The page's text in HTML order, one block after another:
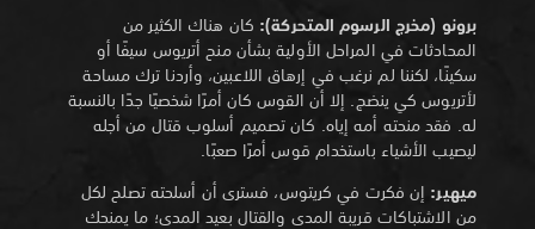
برونو (مخرج الرسوم المتحركة): كان هناك الكثير من
المحادثات في المراحل الأولية بشأن منح أتريوس سيفًا أو
سكينًا، لكننا لم نرغب في إرهاق اللاعبين، وأردنا ترك مساحة
لأتريوس كي ينضج. إلا أن القوس كان أمرًا شخصيًا جدًا بالنسبة
له. فقد منحته أمه إياه. كان تصميم أسلوب قتال من أجله
ليصيب الأشياء باستخدام قوس أمرًا صعبًا.
ميهير: إن فكرت في كريتوس، فسترى أن أسلحته تصلح لكل
من الاشتباكات قريبة المدى والقتال بعيد المدى؛ ما يمنحك